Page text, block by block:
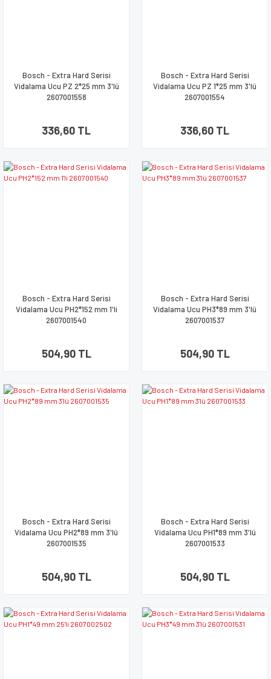
Bosch - Extra Hard Serisi
Vidalama Ucu PZ 2*25 mm 3'lü
2607001558
336,60 TL
Bosch - Extra Hard Serisi
Vidalama Ucu PZ 1*25 mm 3'lü
2607001554
336,60 TL
Bosch - Extra Hard Serisi
Vidalama Ucu PH2*152 mm 1'li
2607001540
504,90 TL
Bosch - Extra Hard Serisi
Vidalama Ucu PH3*89 mm 3'lü
2607001537
504,90 TL
Bosch - Extra Hard Serisi
Vidalama Ucu PH2*89 mm 3'lü
2607001535
504,90 TL
Bosch - Extra Hard Serisi
Vidalama Ucu PH1*89 mm 3'lü
2607001533
504,90 TL